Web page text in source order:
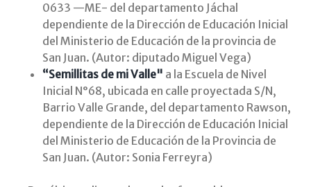
0633 —ME- del departamento Jáchal
dependiente de la Dirección de Educación Inicial
del Ministerio de Educación de la provincia de
San Juan. (Autor: diputado Miguel Vega)
“Semillitas de mi Valle" a la Escuela de Nivel
Inicial N°68, ubicada en calle proyectada S/N,
Barrio Valle Grande, del departamento Rawson,
dependiente de la Dirección de Educación Inicial
del Ministerio de Educación de la Provincia de
San Juan. (Autor: Sonia Ferreyra)